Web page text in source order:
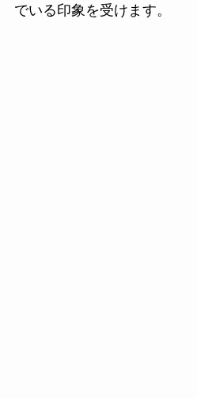
でいる印象を受けます。